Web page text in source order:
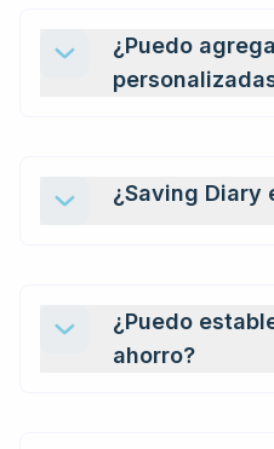
¿Puedo
¿Saving Diary
¿Puedo
ahorro?